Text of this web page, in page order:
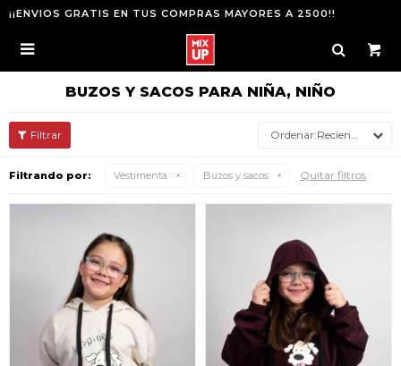
¡¡ENVIOS GRATIS EN TUS COMPRAS MAYORES A 2500!!

BUZOS Y SACOS PARA NIÑA, NIÑO
Recientes
Filtrando por: Vestimenta Buzos y sacos Quitar filtros